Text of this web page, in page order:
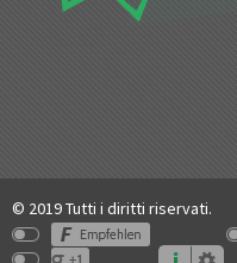
© 2019 Tutti i diritti riservati.